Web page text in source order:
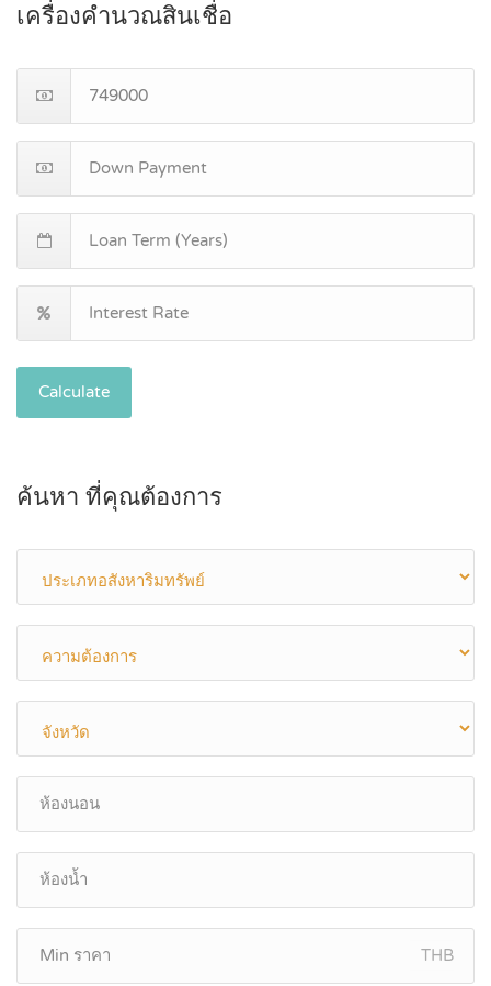
เครื่องคำนวณสินเชื่อ
Calculate
ค้นหา ที่คุณต้องการ
THB